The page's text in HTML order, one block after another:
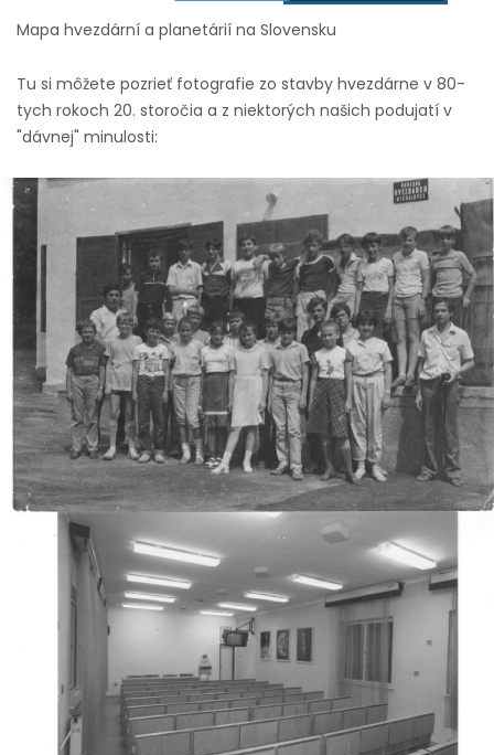
Mapa hvezdární a planetárií na Slovensku
Tu si môžete pozrieť fotografie zo stavby hvezdárne v 80-
tych rokoch 20. storočia a z niektorých našich podujatí v
"dávnej" minulosti: